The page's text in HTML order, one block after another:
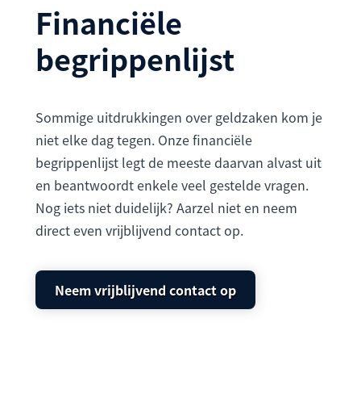
Financiële
begrippenlijst
Sommige uitdrukkingen over geldzaken kom je
niet elke dag tegen. Onze financiële
begrippenlijst legt de meeste daarvan alvast uit
en beantwoordt enkele veel gestelde vragen.
Nog iets niet duidelijk? Aarzel niet en neem
direct even vrijblijvend contact op.
Neem vrijblijvend contact op